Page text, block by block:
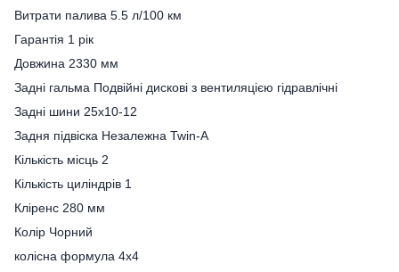
Витрати палива 5.5 л/100 км
Гарантія 1 рік
Довжина 2330 мм
Задні гальма Подвійні дискові з вентиляцією гідравлічні
Задні шини 25х10-12
Задня підвіска Незалежна Twin-A
Кількість місць 2
Кількість циліндрів 1
Кліренс 280 мм
Колір Чорний
колісна формула 4x4